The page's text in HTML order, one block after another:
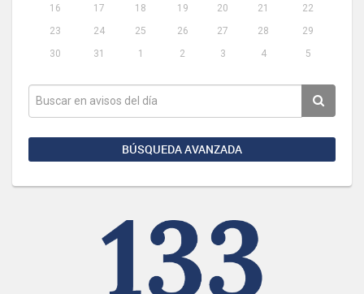
16
17 18 19 20 21
22
23
24 25 26 27 28
29
30
31 1 2 3 4 5
BÚSQUEDA AVANZADA